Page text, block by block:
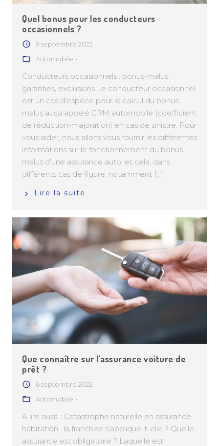
Quel bonus pour les conducteurs
occasionnels ?
9 septembre 2022
Automobile
Conducteurs occasionnels : bonus-malus,
garanties, exclusions Le conducteur occasionnel
est un cas d'espèce pour le calcul du bonus-
malus aussi appelé CRM automobile (coefficient
de réduction-majoration) en cas de sinistre. Pour
vous aider, nous allons vous fournir les différentes
informations sur le fonctionnement du bonus-
malus d’une assurance auto, et cela, dans
différents cas de figure, notamment [...]
Lire la suite
Que connaître sur l’assurance voiture de
prêt ?
6 septembre 2022
Automobile
A lire aussi : Catastrophe naturelle en assurance
habitation : la franchise s’applique-t-elle ? Quelle
assurance est obligatoire ? Laquelle est